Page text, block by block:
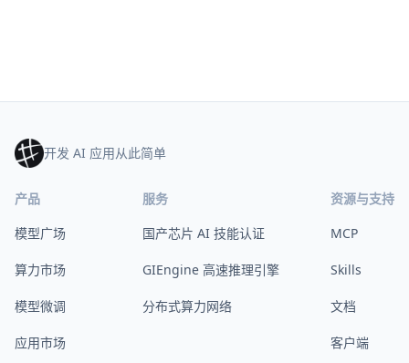
开发 AI 应用从此简单
产品
模型广场
算力市场
模型微调
应用市场
服务
国产芯片 AI 技能认证
GIEngine 高速推理引擎
分布式算力网络
资源与支持
MCP
Skills
文档
客户端